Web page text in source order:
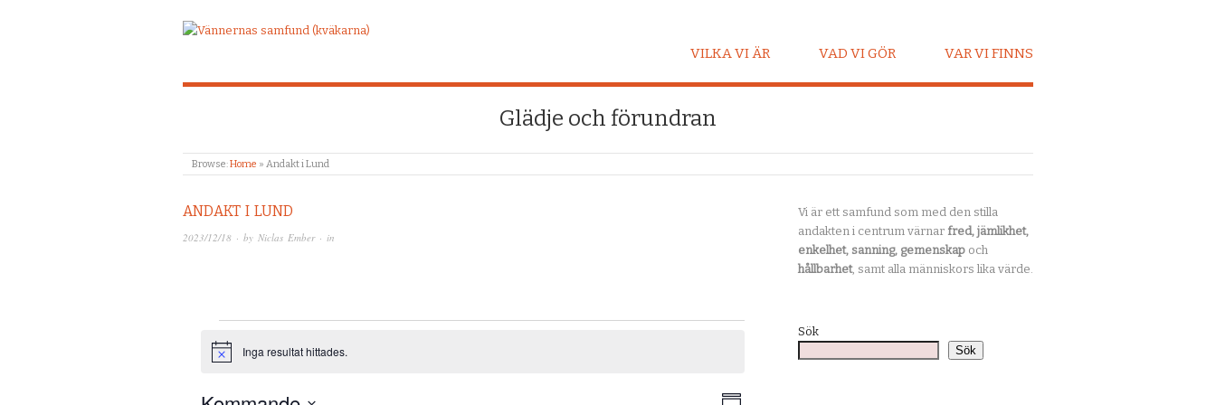
VILKA VI ÄR VAD VI GÖR VAR VI FINNS
Glädje och förundran
Browse:Home » Andakt i Lund
ANDAKT I LUND
2023/12/18 · by Niclas Ember· in
Evenemang
Notis Inga resultat hittades.
Vi är ett samfund som med den stilla
andakten i centrum värnar fred, jämlikhet,
enkelhet, sanning, gemenskap och
hållbarhet, samt alla människors lika värde.
Sök
Sök